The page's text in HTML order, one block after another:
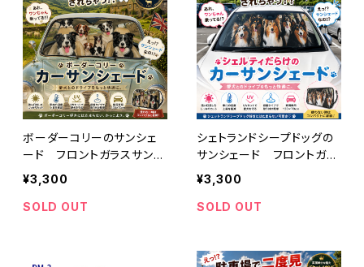
ボーダーコリーのサンシェ
ード フロントガラスサンシ
ェード
¥3,300
SOLD OUT
シェトランドシープドッグの
サンシェード フロントガラ
スサンシェード
¥3,300
SOLD OUT